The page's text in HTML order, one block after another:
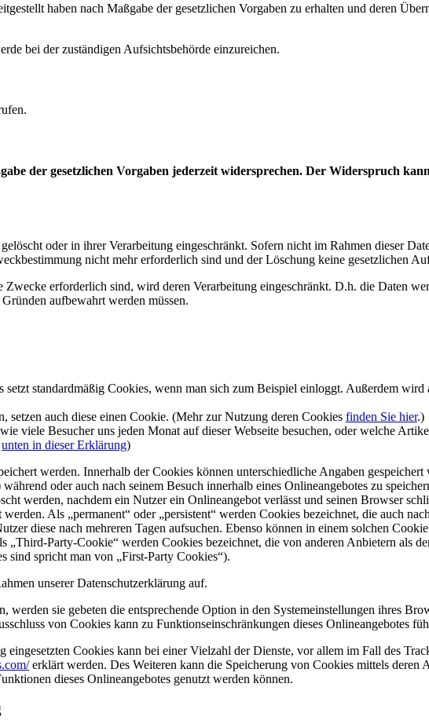
haben nach Maßgabe der gesetzlichen Vorgaben zu erhalten und deren
bei der zuständigen Aufsichtsbehörde einzureichen.
der gesetzlichen Vorgaben jederzeit widersprechen. Der Widerspruch
oder in ihrer Verarbeitung eingeschränkt. Sofern nicht im Rahmen dieser
nicht mehr erforderlich sind und der Löschung keine gesetzlichen
erforderlich sind, wird deren Verarbeitung eingeschränkt. D.h. die Daten
aufbewahrt werden müssen.
setzt standardmäßig Cookies, wenn man sich zum Beispiel einloggt. Außerdem
auch diese einen Cookie. (Mehr zur Nutzung deren Cookies finden Sie hier.)
viele Besucher uns jeden Monat auf dieser Webseite besuchen, oder welche
unten in dieser Erklärung)
werden. Innerhalb der Cookies können unterschiedliche Angaben
oder auch nach seinem Besuch innerhalb eines Onlineangebotes zu
werden, nachdem ein Nutzer ein Onlineangebot verlässt und seinen Browser
Als „permanent“ oder „persistent“ werden Cookies bezeichnet, die auch
diese nach mehreren Tagen aufsuchen. Ebenso können in einem solchen
Party-Cookie“ werden Cookies bezeichnet, die von anderen Anbietern als
sind spricht man von „First-Party Cookies“).
unserer Datenschutzerklärung auf.
sie gebeten die entsprechende Option in den Systemeinstellungen ihres
von Cookies kann zu Funktionseinschränkungen dieses Onlineangebotes
Cookies kann bei einer Vielzahl der Dienste, vor allem im Fall des
erklärt werden. Des Weiteren kann die Speicherung von Cookies mittels deren
dieses Onlineangebotes genutzt werden können.